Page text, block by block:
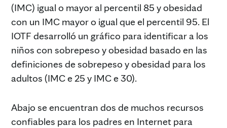
(IMC) igual o mayor al percentil 85 y obesidad
con un IMC mayor o igual que el percentil 95. El
IOTF desarrolló un gráfico para identificar a los
niños con sobrepeso y obesidad basado en las
definiciones de sobrepeso y obesidad para los
adultos (IMC e 25 y IMC e 30).
Abajo se encuentran dos de muchos recursos
confiables para los padres en Internet para